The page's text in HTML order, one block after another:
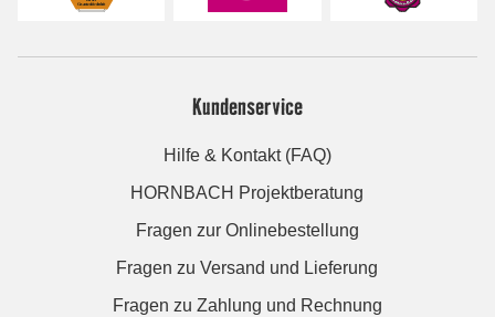
Kundenservice
Hilfe & Kontakt (FAQ)
HORNBACH Projektberatung
Fragen zur Onlinebestellung
Fragen zu Versand und Lieferung
Fragen zu Zahlung und Rechnung